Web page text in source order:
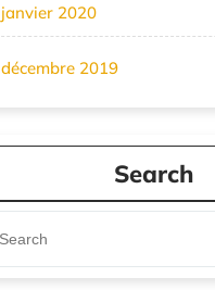
janvier 2020
décembre 2019
Search